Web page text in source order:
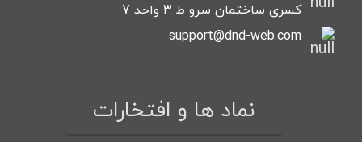
کسری ساختمان سرو ط 3 واحد 7
support@dnd-web.com
نماد ها و افتخارات